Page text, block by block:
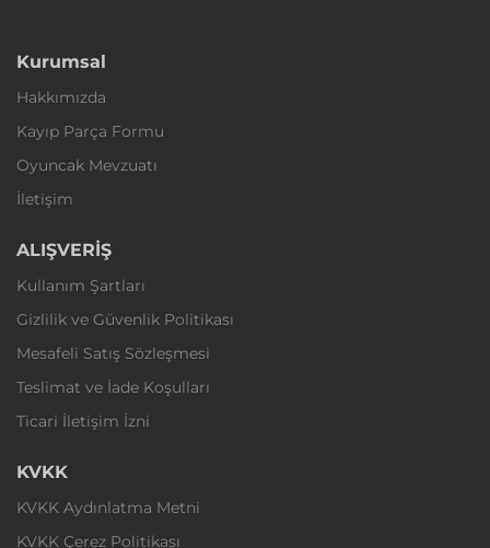
Kurumsal
Hakkımızda
Kayıp Parça Formu
Oyuncak Mevzuatı
İletişim
ALIŞVERİŞ
Kullanım Şartları
Gizlilik ve Güvenlik Politikası
Mesafeli Satış Sözleşmesi
Teslimat ve İade Koşulları
Ticari İletişim İzni
KVKK
KVKK Aydınlatma Metni
KVKK Çerez Politikası